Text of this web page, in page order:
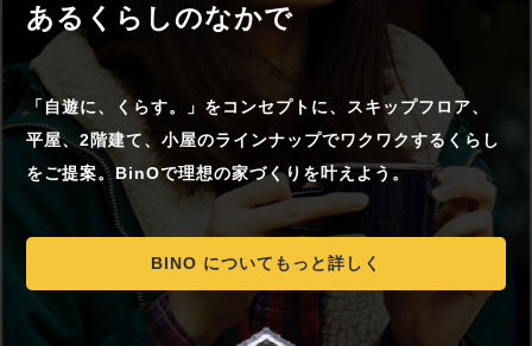
あるくらしのなかで
「自遊に、くらす。」をコンセプトに、スキップフロア、
平屋、2階建て、小屋のラインナップでワクワクするくらし
をご提案。BinOで理想の家づくりを叶えよう。
BINO についてもっと詳しく